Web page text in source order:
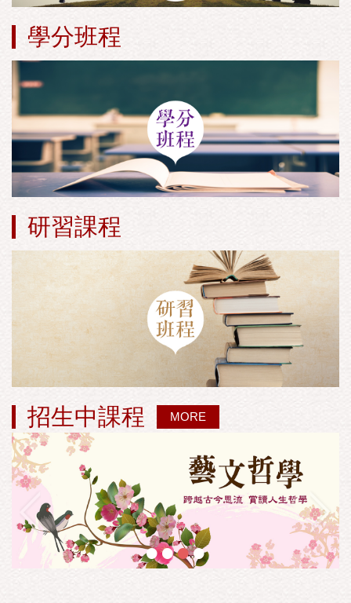
學分班程
研習課程
招生中課程 MORE
••••